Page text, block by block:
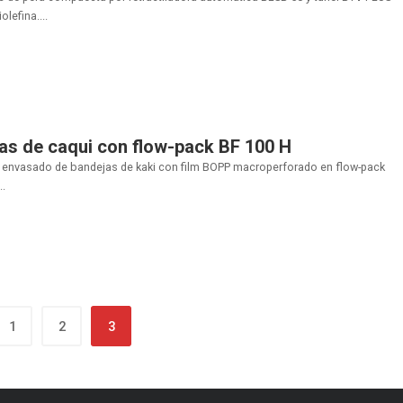
de caqui con flow-pack BF 100 H
de bandejas de kaki con film BOPP macroperforado en flow-pack
1 2 3